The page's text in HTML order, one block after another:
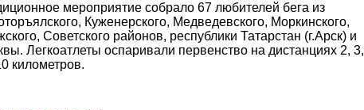
мероприятие собрало 67 любителей бега из
Куженерского, Медведевского, Моркинского,
Советского районов, республики Татарстан (г.Арск) и
Легкоатлеты оспаривали первенство на дистанциях 2, 3,
километров.